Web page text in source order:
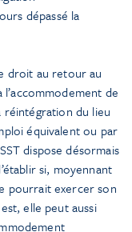
dépassé la
droit au retour au
de
réintégration du lieu
équivalent ou par
dispose désormais
si, moyennant
pourrait exercer son
elle peut aussi